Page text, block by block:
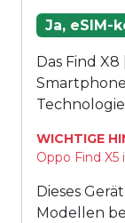
Ja, eSIM-
Das Find
WICHTIGE
Oppo Find
Dieses
Modellen